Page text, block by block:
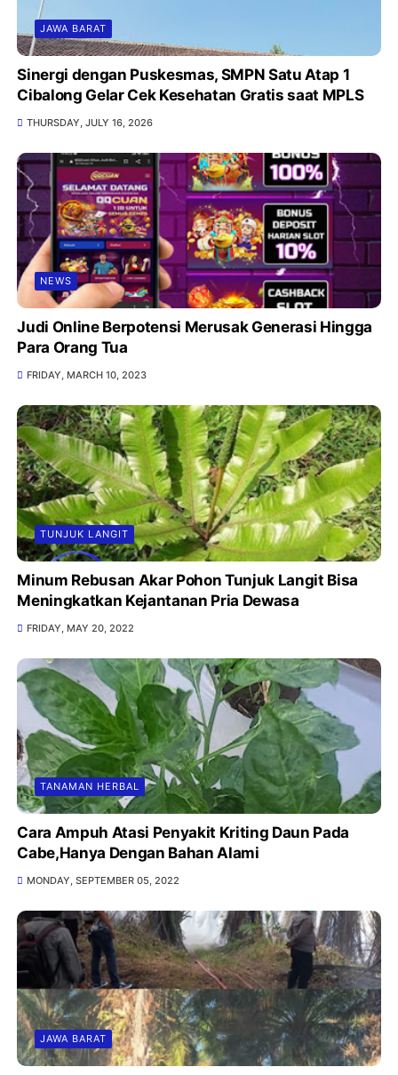
JAWA BARAT
Sinergi dengan Puskesmas, SMPN Satu Atap 1
Cibalong Gelar Cek Kesehatan Gratis saat MPLS
THURSDAY, JULY 16, 2026
NEWS
Judi Online Berpotensi Merusak Generasi Hingga
Para Orang Tua
FRIDAY, MARCH 10, 2023
TUNJUK LANGIT
Minum Rebusan Akar Pohon Tunjuk Langit Bisa
Meningkatkan Kejantanan Pria Dewasa
FRIDAY, MAY 20, 2022
TANAMAN HERBAL
Cara Ampuh Atasi Penyakit Kriting Daun Pada
Cabe,Hanya Dengan Bahan Alami
MONDAY, SEPTEMBER 05, 2022
JAWA BARAT